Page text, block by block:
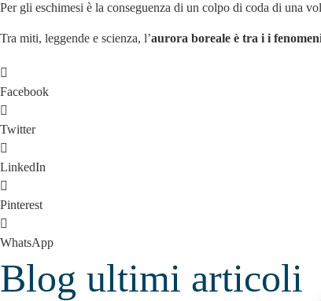
Per gli eschimesi è la conseguenza di un colpo di coda di una
Tra miti, leggende e scienza, l’aurora boreale è tra i i
Facebook
Twitter
LinkedIn
Pinterest
WhatsApp
Blog ultimi articoli